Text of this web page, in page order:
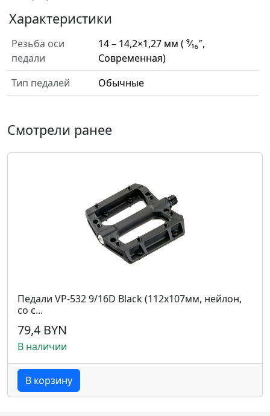
Характеристики
Резьба оси
педали
14 – 14,2×1,27 мм ( ⁹⁄₁₆″,
Современная)
Тип педалей
Обычные
Смотрели ранее
Педали VP-532 9/16D Black (112х107мм, нейлон,
со с...
79,4 BYN
В наличии
В корзину